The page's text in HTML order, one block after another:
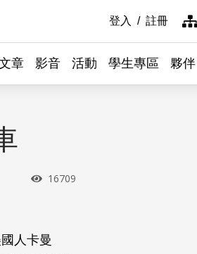
登入 註冊
章 影音 活動 學生專區 夥伴
瀏覽次數
16709
人卡曼